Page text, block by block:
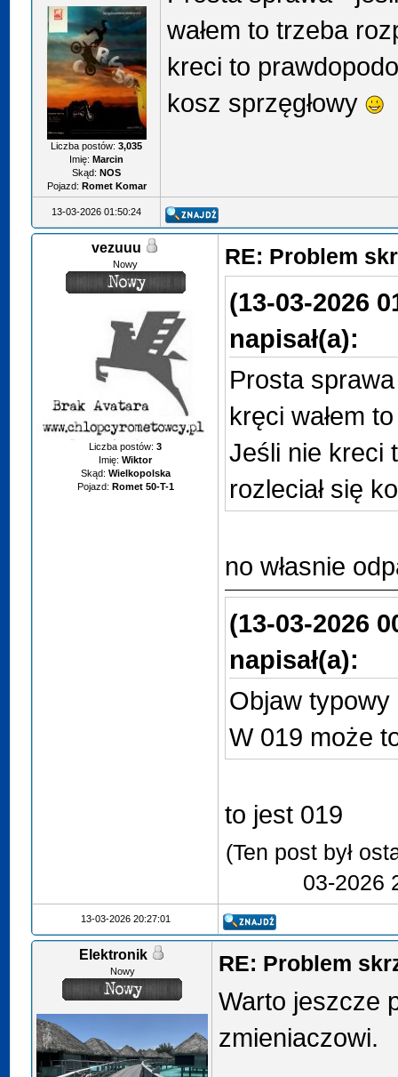
Liczba postów:3,035
Imię: Marcin
Skąd: NOS
Pojazd: Romet Komar
wałem to trzeba
kreci to
kosz sprzęgłowy
13-03-2026 01:50:24
vezuuu
Nowy
Liczba postów:3
Imię: Wiktor
Skąd: Wielkopolska
Pojazd: Romet 50-T-1
RE: Problem
(13-03-2026
napisał(a):
Prosta
kręci wałem
Jeśli nie kreci
rozleciał się
no własnie
(13-03-2026
napisał(a):
Objaw
W 019 może
to jest 019
(Ten post był
03-2026
13-03-2026 20:27:01
Elektronik
Nowy RE: Problem
Warto jeszcze
zmieniaczowi.